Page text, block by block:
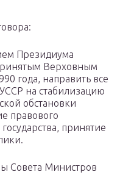
Президиума
Верховным
года, направить все
на стабилизацию
обстановки
правового
принятие
Совета Министров